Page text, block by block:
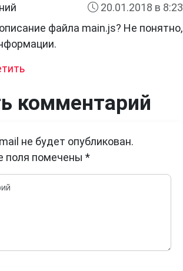
20.01.2018 в 8:23
файла main.js? Не понятно,
комментарий
не будет опубликован.
поля помечены *